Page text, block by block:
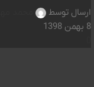
ارسال توسط
8 بهمن 1398